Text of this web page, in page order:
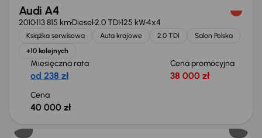
Audi A4
2010113 815 kmDiesel2.0 TDI125 kW4x4
Książka serwisowa Auta krajowe 2.0 TDI
Salon Polska
+10 kolejnych
Miesięczna rata
od 238 zł
Cena promocyjna
38 000 zł
Cena
40 000 zł